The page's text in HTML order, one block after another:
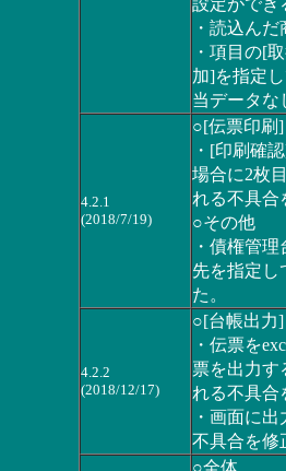
設定ができ
・読込ん
・項目の[
加]を指定
当データな
4.2.1
(2018/7/19)
○[伝票印刷]
・[印刷確
場合に2枚
れる不具合
○その他
・債権管
先を指定し
た。
4.2.2
(2018/12/17)
○[台帳出力]
・伝票を
票を出力す
れる不具合
・画面に
不具合を修